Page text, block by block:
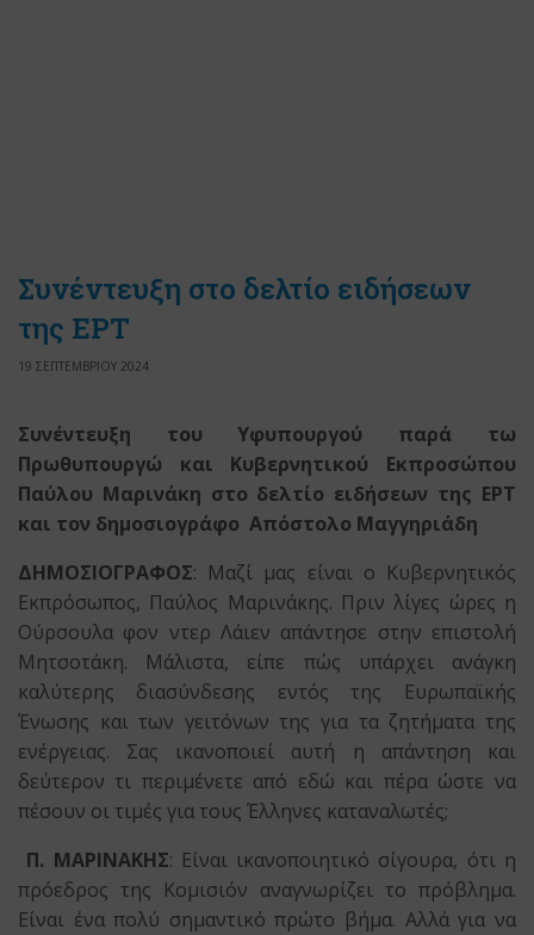
Συνέντευξη στο δελτίο ειδήσεων
της ΕΡΤ
19 ΣΕΠΤΕΜΒΡΙΟΥ 2024
Συνέντευξη του Υφυπουργού παρά τω
Πρωθυπουργώ και Κυβερνητικού Εκπροσώπου
Παύλου Μαρινάκη στο δελτίο ειδήσεων της ΕΡΤ
και τον δημοσιογράφο Απόστολο Μαγγηριάδη
ΔΗΜΟΣΙΟΓΡΑΦΟΣ: Μαζί μας είναι ο Κυβερνητικός
Εκπρόσωπος, Παύλος Μαρινάκης. Πριν λίγες ώρες η
Ούρσουλα φον ντερ Λάιεν απάντησε στην επιστολή
Μητσοτάκη. Μάλιστα, είπε πώς υπάρχει ανάγκη
καλύτερης διασύνδεσης εντός της Ευρωπαϊκής
Ένωσης και των γειτόνων της για τα ζητήματα της
ενέργειας. Σας ικανοποιεί αυτή η απάντηση και
δεύτερον τι περιμένετε από εδώ και πέρα ώστε να
πέσουν οι τιμές για τους Έλληνες καταναλωτές;
Π. ΜΑΡΙΝΑΚΗΣ: Είναι ικανοποιητικό σίγουρα, ότι η
πρόεδρος της Κομισιόν αναγνωρίζει το πρόβλημα.
Είναι ένα πολύ σημαντικό πρώτο βήμα. Αλλά για να